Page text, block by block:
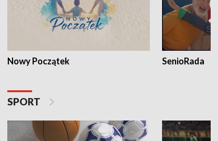
Nowy Początek SenioRada
SPORT